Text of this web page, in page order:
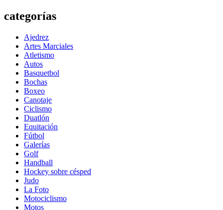
categorías
Ajedrez
Artes Marciales
Atletismo
Autos
Basquetbol
Bochas
Boxeo
Canotaje
Ciclismo
Duatlón
Equitación
Fútbol
Galerías
Golf
Handball
Hockey sobre césped
Judo
La Foto
Motociclismo
Motos